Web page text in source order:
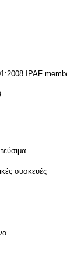
CE ISO9001:2008 IPAF
συσκευές